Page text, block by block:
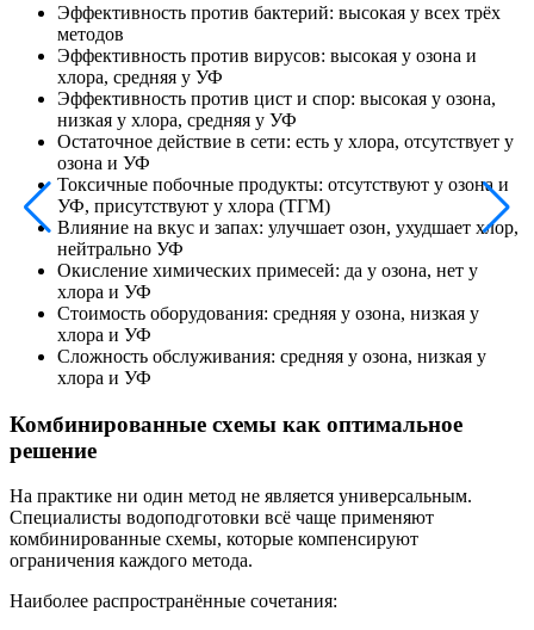
Эффективность против бактерий: высокая у всех трёх
методов
Эффективность против вирусов: высокая у озона и
хлора, средняя у УФ
Эффективность против цист и спор: высокая у озона,
низкая у хлора, средняя у УФ
Остаточное действие в сети: есть у хлора, отсутствует у
озона и УФ
Токсичные побочные продукты: отсутствуют у озона и
УФ, присутствуют у хлора (ТГМ)
Влияние на вкус и запах: улучшает озон, ухудшает хлор,
нейтрально УФ
Окисление химических примесей: да у озона, нет у
хлора и УФ
Стоимость оборудования: средняя у озона, низкая у
хлора и УФ
Сложность обслуживания: средняя у озона, низкая у
хлора и УФ
Комбинированные схемы как оптимальное
решение
На практике ни один метод не является универсальным.
Специалисты водоподготовки всё чаще применяют
комбинированные схемы, которые компенсируют
ограничения каждого метода.
Наиболее распространённые сочетания: